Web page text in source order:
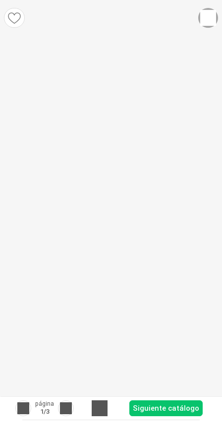
página
1/3 Siguiente catálogo